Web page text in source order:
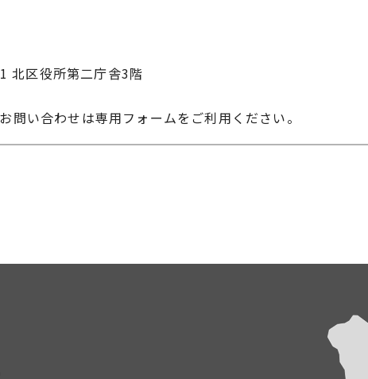
区役所第二庁舎3階
問い合わせは専用フォームをご利用ください。